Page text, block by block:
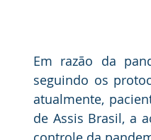
Em razão da
seguindo os
atualmente,
de Assis Brasil, a